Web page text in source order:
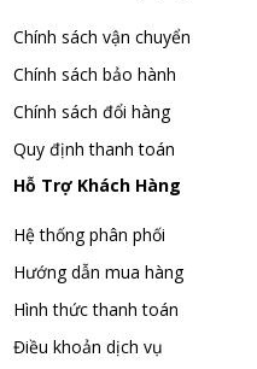
Chính sách vận chuyển
Chính sách bảo hành
Chính sách đổi hàng
Quy định thanh toán
Hỗ Trợ Khách Hàng
Hệ thống phân phối
Hướng dẫn mua hàng
Hình thức thanh toán
Điều khoản dịch vụ